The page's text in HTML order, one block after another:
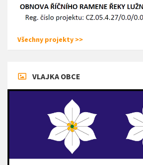
Všechny projekty >>
VLAJKA OBCE